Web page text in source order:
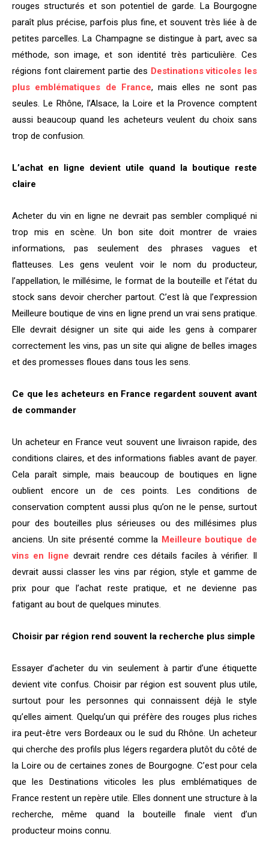
rouges structurés et son potentiel de garde. La Bourgogne
paraît plus précise, parfois plus fine, et souvent très liée à de
petites parcelles. La Champagne se distingue à part, avec sa
méthode, son image, et son identité très particulière. Ces
régions font clairement partie des Destinations viticoles les
plus emblématiques de France, mais elles ne sont pas
seules. Le Rhône, l’Alsace, la Loire et la Provence comptent
aussi beaucoup quand les acheteurs veulent du choix sans
trop de confusion.
L’achat en ligne devient utile quand la boutique reste
claire
Acheter du vin en ligne ne devrait pas sembler compliqué ni
trop mis en scène. Un bon site doit montrer de vraies
informations, pas seulement des phrases vagues et
flatteuses. Les gens veulent voir le nom du producteur,
l’appellation, le millésime, le format de la bouteille et l’état du
stock sans devoir chercher partout. C’est là que l’expression
Meilleure boutique de vins en ligne prend un vrai sens pratique.
Elle devrait désigner un site qui aide les gens à comparer
correctement les vins, pas un site qui aligne de belles images
et des promesses floues dans tous les sens.
Ce que les acheteurs en France regardent souvent avant
de commander
Un acheteur en France veut souvent une livraison rapide, des
conditions claires, et des informations fiables avant de payer.
Cela paraît simple, mais beaucoup de boutiques en ligne
oublient encore un de ces points. Les conditions de
conservation comptent aussi plus qu’on ne le pense, surtout
pour des bouteilles plus sérieuses ou des millésimes plus
anciens. Un site présenté comme la Meilleure boutique de
vins en ligne devrait rendre ces détails faciles à vérifier. Il
devrait aussi classer les vins par région, style et gamme de
prix pour que l’achat reste pratique, et ne devienne pas
fatigant au bout de quelques minutes.
Choisir par région rend souvent la recherche plus simple
Essayer d’acheter du vin seulement à partir d’une étiquette
devient vite confus. Choisir par région est souvent plus utile,
surtout pour les personnes qui connaissent déjà le style
qu’elles aiment. Quelqu’un qui préfère des rouges plus riches
ira peut-être vers Bordeaux ou le sud du Rhône. Un acheteur
qui cherche des profils plus légers regardera plutôt du côté de
la Loire ou de certaines zones de Bourgogne. C’est pour cela
que les Destinations viticoles les plus emblématiques de
France restent un repère utile. Elles donnent une structure à la
recherche, même quand la bouteille finale vient d’un
producteur moins connu.